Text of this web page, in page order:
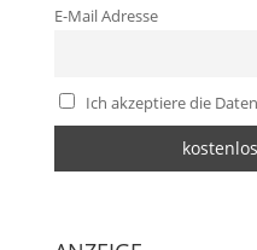
E-Mail Adresse
Ich akzeptiere die